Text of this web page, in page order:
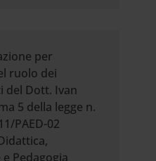
per
ruolo dei
del Dott. Ivan
5 della legge n.
PAED-02
Pedagogia